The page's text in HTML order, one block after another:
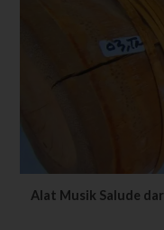
Alat Musik Salude